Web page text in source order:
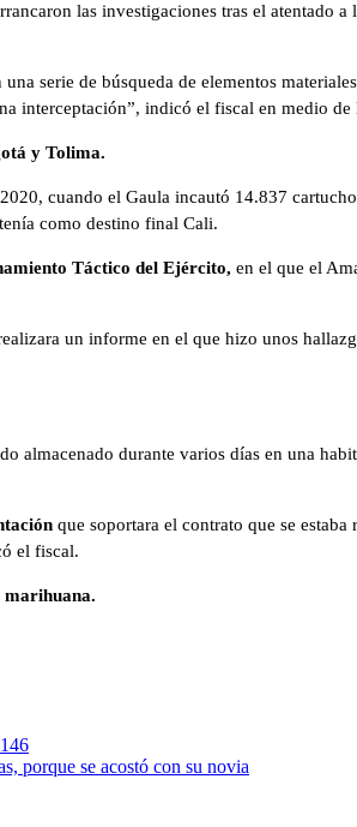
las investigaciones tras el atentado a
serie de búsqueda de elementos
interceptación”, indicó el fiscal en medio
y Tolima.
cuando el Gaula incautó 14.837
como destino final Cali.
Táctico del Ejército, en el que el
un informe en el que hizo unos
almacenado durante varios días en una
que soportara el contrato que se
el fiscal.
marihuana.
porque se acostó con su novia